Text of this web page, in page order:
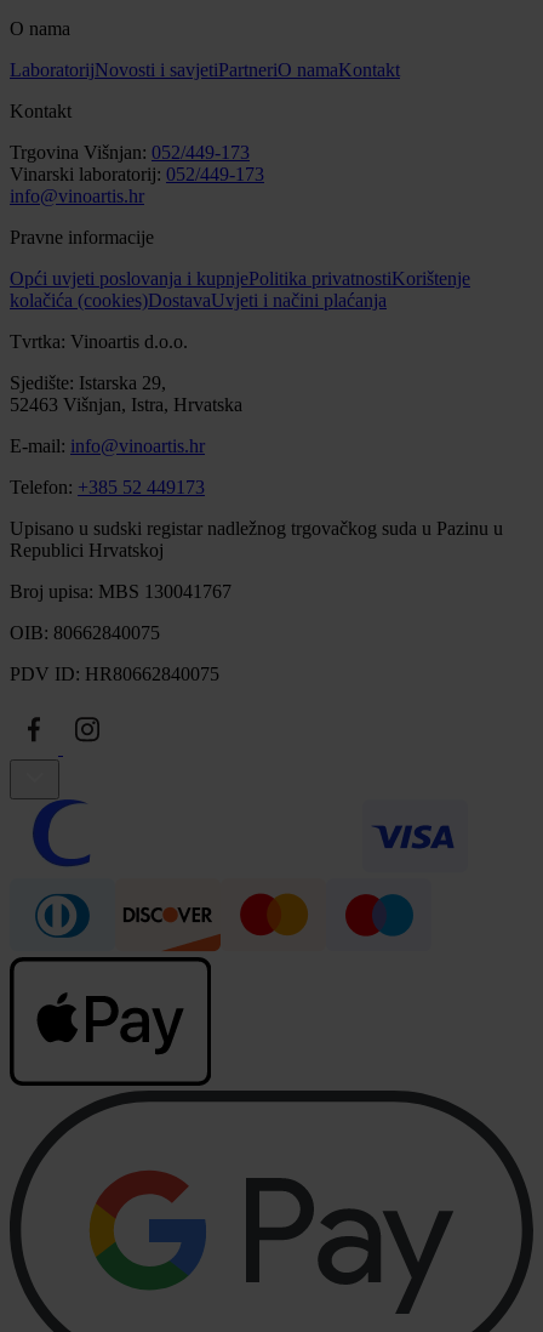
O nama
LaboratorijNovosti i savjetiPartneriO namaKontakt
Kontakt
Trgovina Višnjan: 052/449-173
Vinarski laboratorij: 052/449-173
info@vinoartis.hr
Pravne informacije
Opći uvjeti poslovanja i kupnjePolitika privatnostiKorištenje
kolačića (cookies)DostavaUvjeti i načini plaćanja
Tvrtka: Vinoartis d.o.o.
Sjedište: Istarska 29,
52463 Višnjan, Istra, Hrvatska
E-mail: info@vinoartis.hr
Telefon: +385 52 449173
Upisano u sudski registar nadležnog trgovačkog suda u Pazinu u
Republici Hrvatskoj
Broj upisa: MBS 130041767
OIB: 80662840075
PDV ID: HR80662840075